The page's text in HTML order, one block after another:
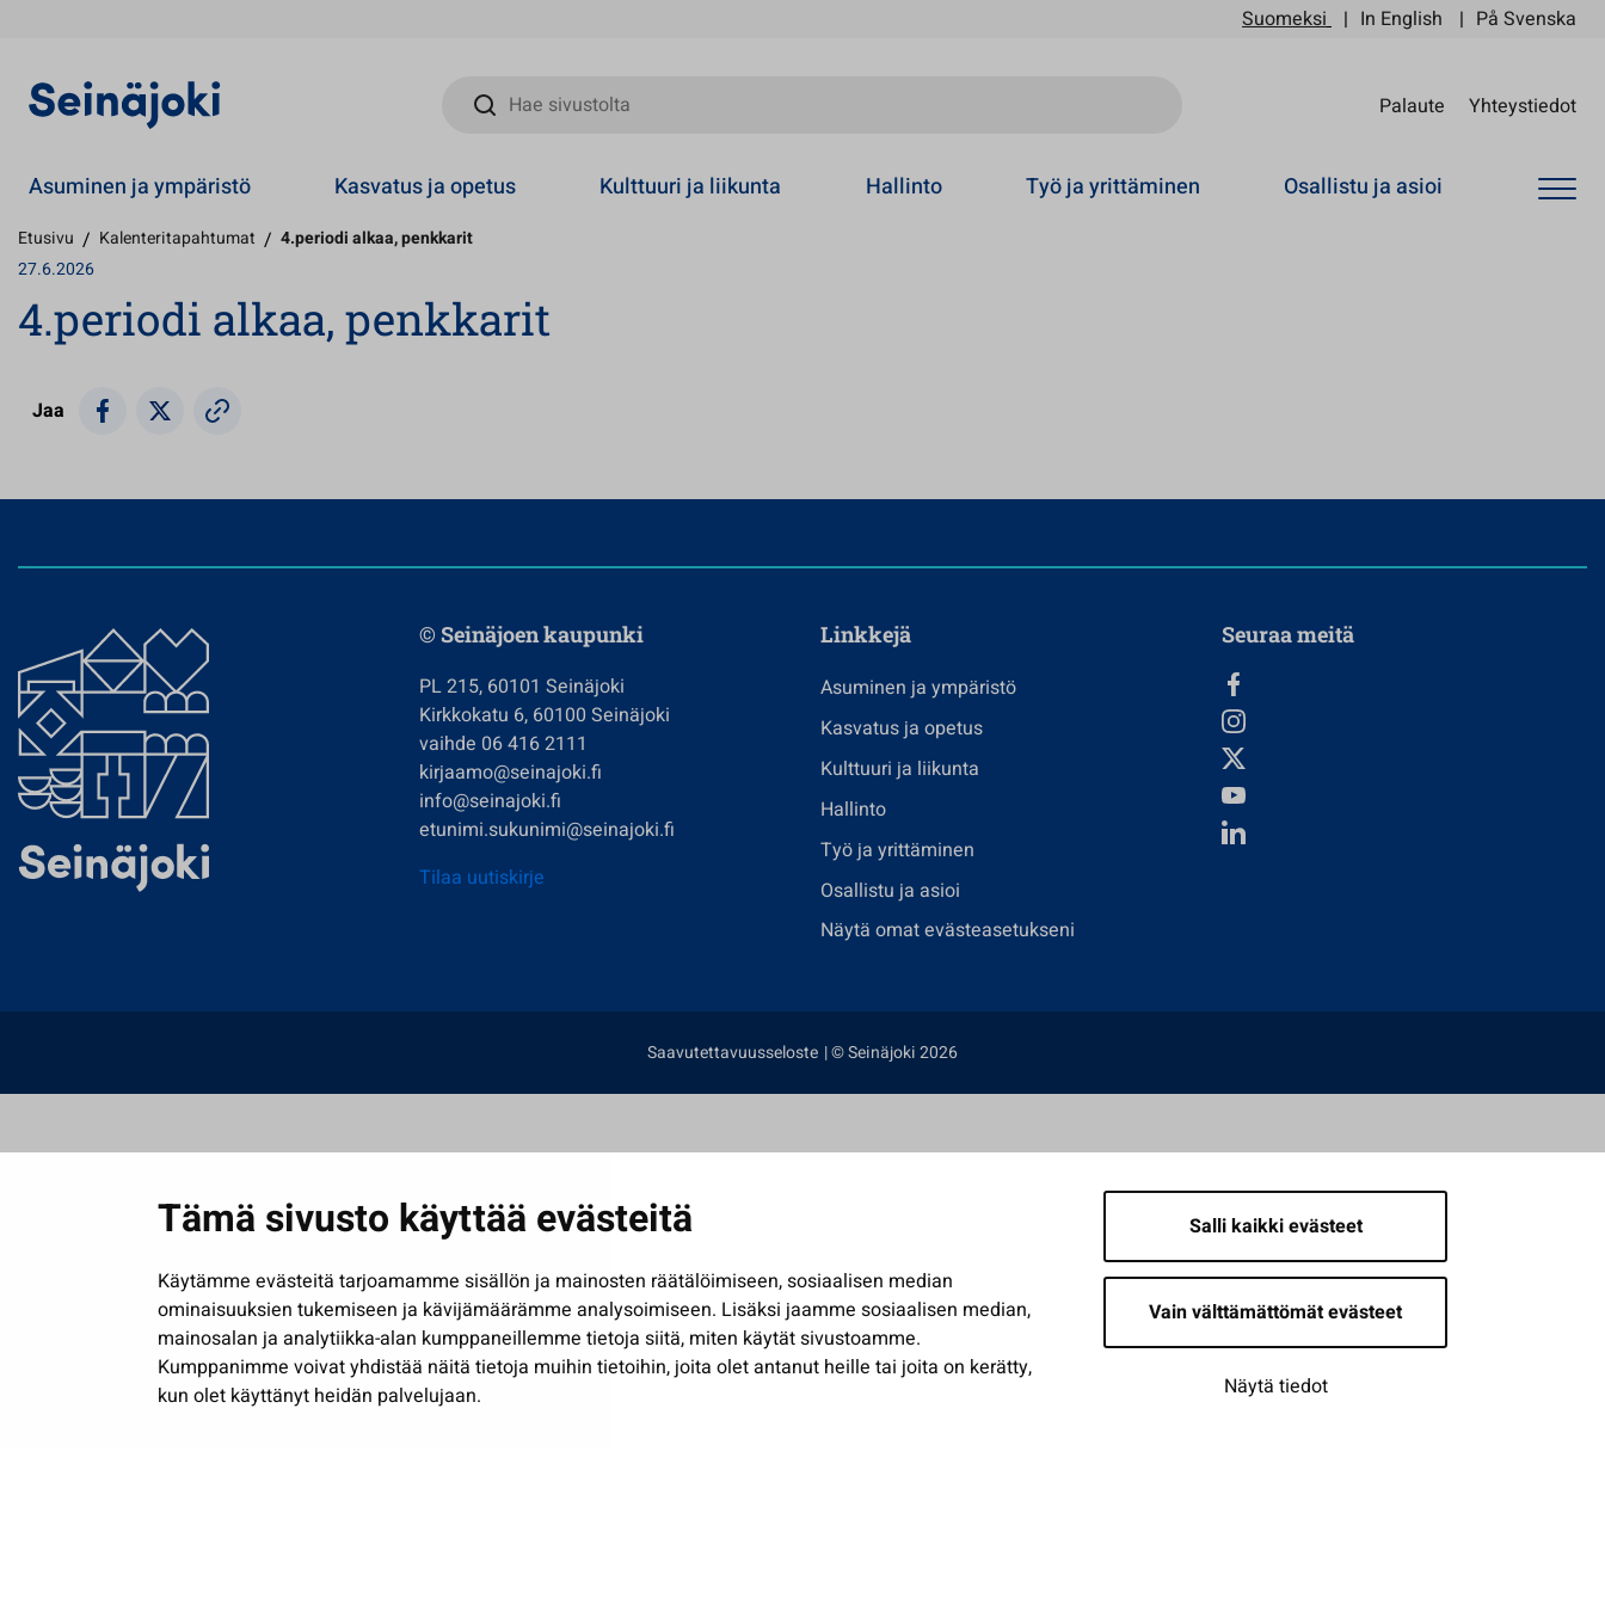
Tämä sivusto käyttää evästeitä
Käytämme evästeitä tarjoamamme sisällön ja mainosten räätälöimiseen, sosiaalisen median
ominaisuuksien tukemiseen ja kävijämäärämme analysoimiseen. Lisäksi jaamme sosiaalisen median,
mainosalan ja analytiikka-alan kumppaneillemme tietoja siitä, miten käytät sivustoamme.
Kumppanimme voivat yhdistää näitä tietoja muihin tietoihin, joita olet antanut heille tai joita on kerätty,
kun olet käyttänyt heidän palvelujaan.
Salli kaikki evästeet
Vain välttämättömät evästeet
Näytä tiedot
Suomeksi In English På Svenska
Hae sivustolta
Palaute Yhteystiedot
Asuminen ja ympäristö Kasvatus ja opetus Kulttuuri ja liikunta Hallinto Työ ja yrittäminen Osallistu ja asioi
Etusivu / Kalenteritapahtumat / 4.periodi alkaa, penkkarit
27.6.2026
4.periodi alkaa, penkkarit
Jaa
© Seinäjoen kaupunki
PL 215, 60101 Seinäjoki
Kirkkokatu 6, 60100 Seinäjoki
vaihde 06 416 2111
kirjaamo@seinajoki.fi
info@seinajoki.fi
etunimi.sukunimi@seinajoki.fi
Tilaa uutiskirje
Linkkejä
Asuminen ja ympäristö
Kasvatus ja opetus
Kulttuuri ja liikunta
Hallinto
Työ ja yrittäminen
Osallistu ja asioi
Näytä omat evästeasetukseni
Seuraa meitä
Saavutettavuusseloste | © Seinäjoki 2026